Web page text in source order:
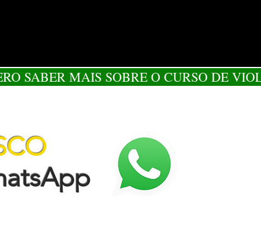
SABER MAIS SOBRE O CURSO DE